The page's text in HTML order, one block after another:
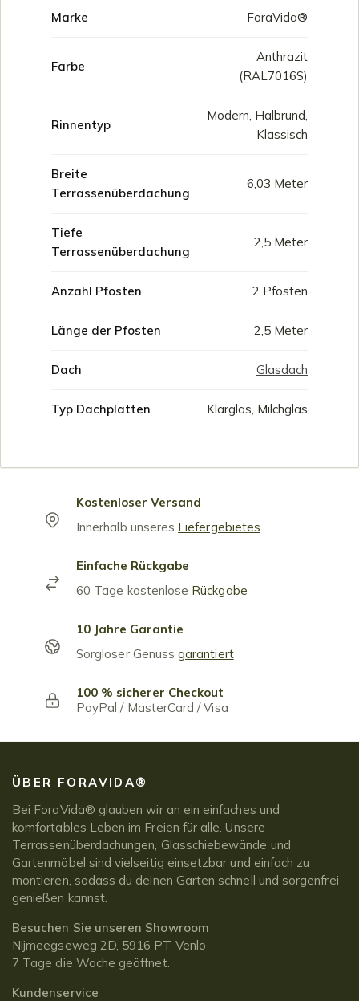
Marke ForaVida®
Farbe
Anthrazit
(RAL7016S)
Rinnentyp
Modern, Halbrund,
Klassisch
Breite
Terrassenüberdachung
6,03 Meter
Tiefe
Terrassenüberdachung
2,5 Meter
Anzahl Pfosten 2 Pfosten
Länge der Pfosten 2,5 Meter
Dach Glasdach
Typ Dachplatten Klarglas, Milchglas
Kostenloser Versand
Innerhalb unseres Liefergebietes
Einfache Rückgabe
60 Tage kostenlose Rückgabe
10 Jahre Garantie
Sorgloser Genussgarantiert
100 % sicherer Checkout
PayPal / MasterCard / Visa
ÜBER FORAVIDA®
Bei ForaVida® glauben wir an ein einfaches und
komfortables Leben im Freien für alle. Unsere
Terrassenüberdachungen, Glasschiebewände und
Gartenmöbel sind vielseitig einsetzbar und einfach zu
montieren, sodass du deinen Garten schnell und sorgenfrei
genießen kannst.
Besuchen Sie unseren Showroom
Nijmeegseweg 2D, 5916 PT Venlo
7 Tage die Woche geöffnet.
Kundenservice